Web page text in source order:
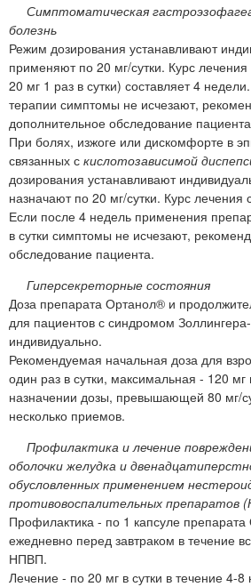
Симптоматическая
болезнь
Режим дозирования устанавливают
применяют по 20 мг/сутки. Курс
20 мг 1 раз в сутки) составляет 4
терапии симптомы не исчезают,
дополнительное обследование
При болях, изжоге или дискомфорте в
связанных с кислотозависимой
дозирования устанавливают
назначают по 20 мг/сутки. Курс лечения
Если после 4 недель применения
в сутки симптомы не исчезают,
обследование пациента.
Гиперсекреторные состояния
Доза препарата Ортанол® и
для пациентов с синдромом
индивидуально.
Рекомендуемая начальная доза для
один раз в сутки, максимальная - 120 мг
назначении дозы, превышающей 80 мг/
несколько приемов.
Профилактика и лечение
оболочки желудка и
обусловленных применением
противовоспалительных препаратов
Профилактика - по 1 капсуле
ежедневно перед завтраком в течение
НПВП.
Лечение - по 20 мг в сутки в течение 4-8